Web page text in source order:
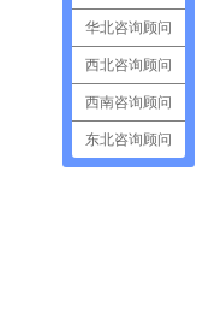
华北咨询顾问
西北咨询顾问
西南咨询顾问
东北咨询顾问